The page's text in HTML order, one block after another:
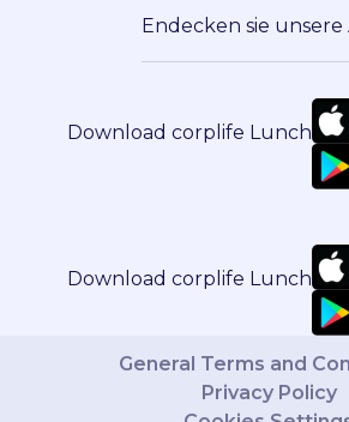
Endecken sie unsere
Download corplife Lunch
Download corplife Lunch
General Terms and
Privacy Policy